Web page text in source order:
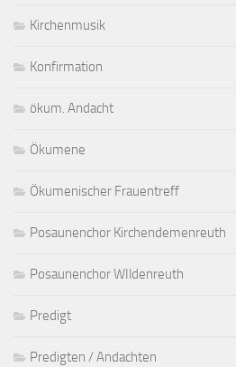
Kirchenmusik
Konfirmation
ökum. Andacht
Ökumene
Ökumenischer Frauentreff
Posaunenchor Kirchendemenreuth
Posaunenchor WIldenreuth
Predigt
Predigten / Andachten